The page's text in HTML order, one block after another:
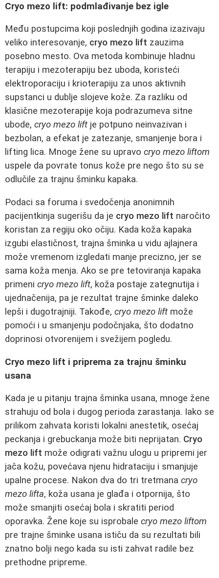
Cryo mezo lift: podmlađivanje bez igle
Među postupcima koji poslednjih godina izazivaju
veliko interesovanje, cryo mezo lift zauzima
posebno mesto. Ova metoda kombinuje hladnu
terapiju i mezoterapiju bez uboda, koristeći
elektroporaciju i krioterapiju za unos aktivnih
supstanci u dublje slojeve kože. Za razliku od
klasične mezoterapije koja podrazumeva sitne
ubode, cryo mezo lift je potpuno neinvazivan i
bezbolan, a efekat je zatezanje, smanjenje bora i
lifting lica. Mnoge žene su upravo cryo mezo liftom
uspele da povrate tonus kože pre nego što su se
odlučile za trajnu šminku kapaka.
Podaci sa foruma i svedočenja anonimnih
pacijentkinja sugerišu da je cryo mezo lift naročito
koristan za regiju oko očiju. Kada koža kapaka
izgubi elastičnost, trajna šminka u vidu ajlajnera
može vremenom izgledati manje precizno, jer se
sama koža menja. Ako se pre tetoviranja kapaka
primeni cryo mezo lift, koža postaje zategnutija i
ujednačenija, pa je rezultat trajne šminke daleko
lepši i dugotrajniji. Takođe, cryo mezo lift može
pomoći i u smanjenju podočnjaka, što dodatno
doprinosi otvorenijem i svežijem pogledu.
Cryo mezo lift i priprema za trajnu šminku
usana
Kada je u pitanju trajna šminka usana, mnoge žene
strahuju od bola i dugog perioda zarastanja. Iako se
prilikom zahvata koristi lokalni anestetik, osećaj
peckanja i grebuckanja može biti neprijatan. Cryo
mezo lift može odigrati važnu ulogu u pripremi jer
jača kožu, povećava njenu hidrataciju i smanjuje
upalne procese. Nakon dva do tri tretmana cryo
mezo lifta, koža usana je glađa i otpornija, što
može smanjiti osećaj bola i skratiti period
oporavka. Žene koje su isprobale cryo mezo liftom
pre trajne šminke usana ističu da su rezultati bili
znatno bolji nego kada su isti zahvat radile bez
prethodne pripreme.